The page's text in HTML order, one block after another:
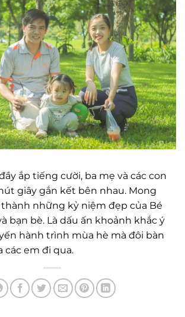
ắp tiếng cười, ba mẹ và các con
giây gắn kết bên nhau. Mong
thành những kỷ niệm đẹp của Bé
bạn bè. Là dấu ấn khoảnh khắc ý
hành trình mùa hè mà đôi bàn
các em đi qua.